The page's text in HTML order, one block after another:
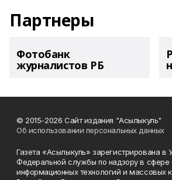
Партнеры
Фотобанк
журналистов РБ
© 2015-2026 Сайт издания "Асылыкуль"
Об использовании персональных данных
Газета «Асылыкуль» зарегистрирована в
Федеральной службы по надзору в сфере
информационных технологий и массовых